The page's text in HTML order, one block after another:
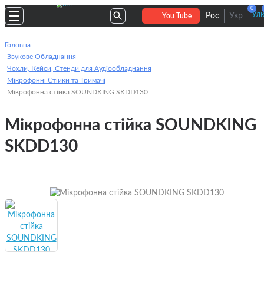
You Tube Рос Укр
0
Головна
Звукове Обладнання
Чохли, Кейси, Стенди для Аудіообладнання
Мікрофонні Стійки та Тримачі
Мікрофонна стійка SOUNDKING SKDD130
Мікрофонна стійка SOUNDKING
SKDD130